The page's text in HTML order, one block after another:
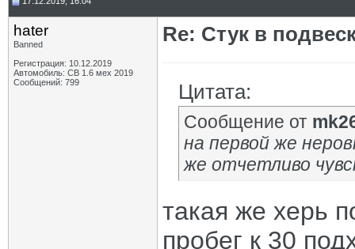
hater
Banned
Регистрация: 10.12.2019
Автомобиль: СВ 1.6 мех 2019
Сообщений: 799
Re: Стук в
Цитата:
Сообщение от
на первой же
же отчетливо
такая же херь
пробег к 30